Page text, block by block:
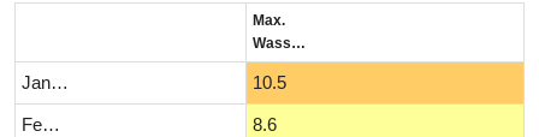
Max.
Wassertemperatur (°C)
Januar 10.5
Februar 8.6